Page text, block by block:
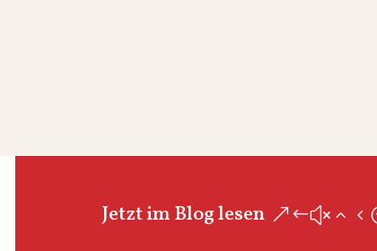
Jetzt im Blog lesen